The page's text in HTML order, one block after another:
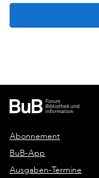
Abonnement
BuB-App
Ausgaben-Termine